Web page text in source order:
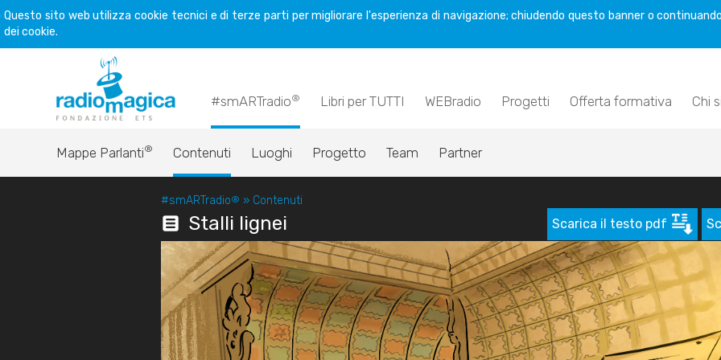
Questo sito web utilizza cookie tecnici e di terze parti per migliorare l'esperienza di navigazione; chiudendo questo banner o
dei cookie.
#smARTradio® Libri per TUTTI WEBradio Progetti Offerta formativa Chi
Mappe Parlanti® Contenuti Luoghi Progetto Team Partner
#smARTradio® » Contenuti
Stalli lignei Scarica il testo pdf